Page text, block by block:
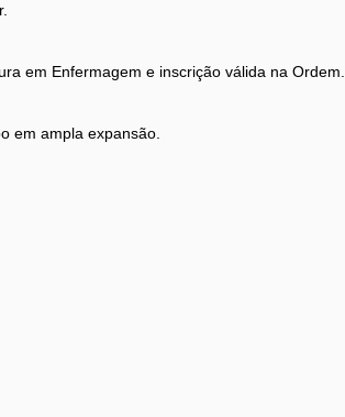
em Enfermagem e inscrição válida na Ordem.
em ampla expansão.